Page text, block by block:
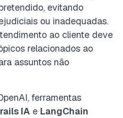
evitando
ou inadequadas.
ao cliente deve
relacionados ao
assuntos não
ferramentas
IA e LangChain